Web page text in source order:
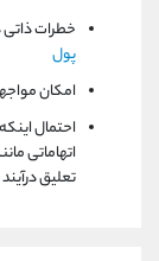
خطرات ذاتی
پول
امکان
اتهاماتی
تعلیق